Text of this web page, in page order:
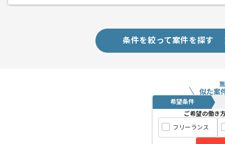
条件を絞って案件を探す
似た案
希望条件
ご希望の働き
フリーランス